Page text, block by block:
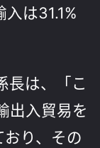
は31.1%
長は、「こ
出入貿易を
り、その